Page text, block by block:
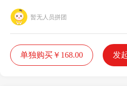
暂无人员拼团
单独购买￥168.00 发